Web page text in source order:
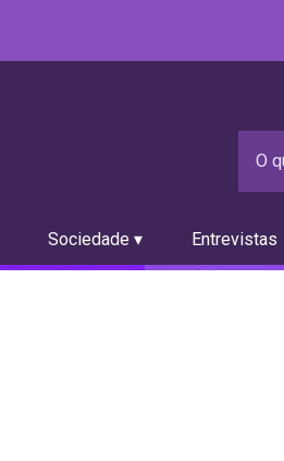
Sociedade ▾ Entrevistas